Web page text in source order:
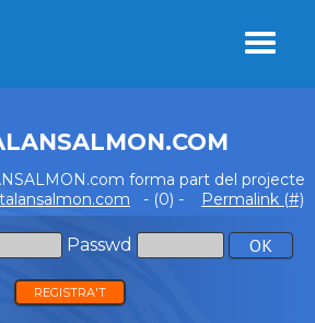
forma part del projecte
- (0) - Permalink (#)
Passwd
REGISTRA'T